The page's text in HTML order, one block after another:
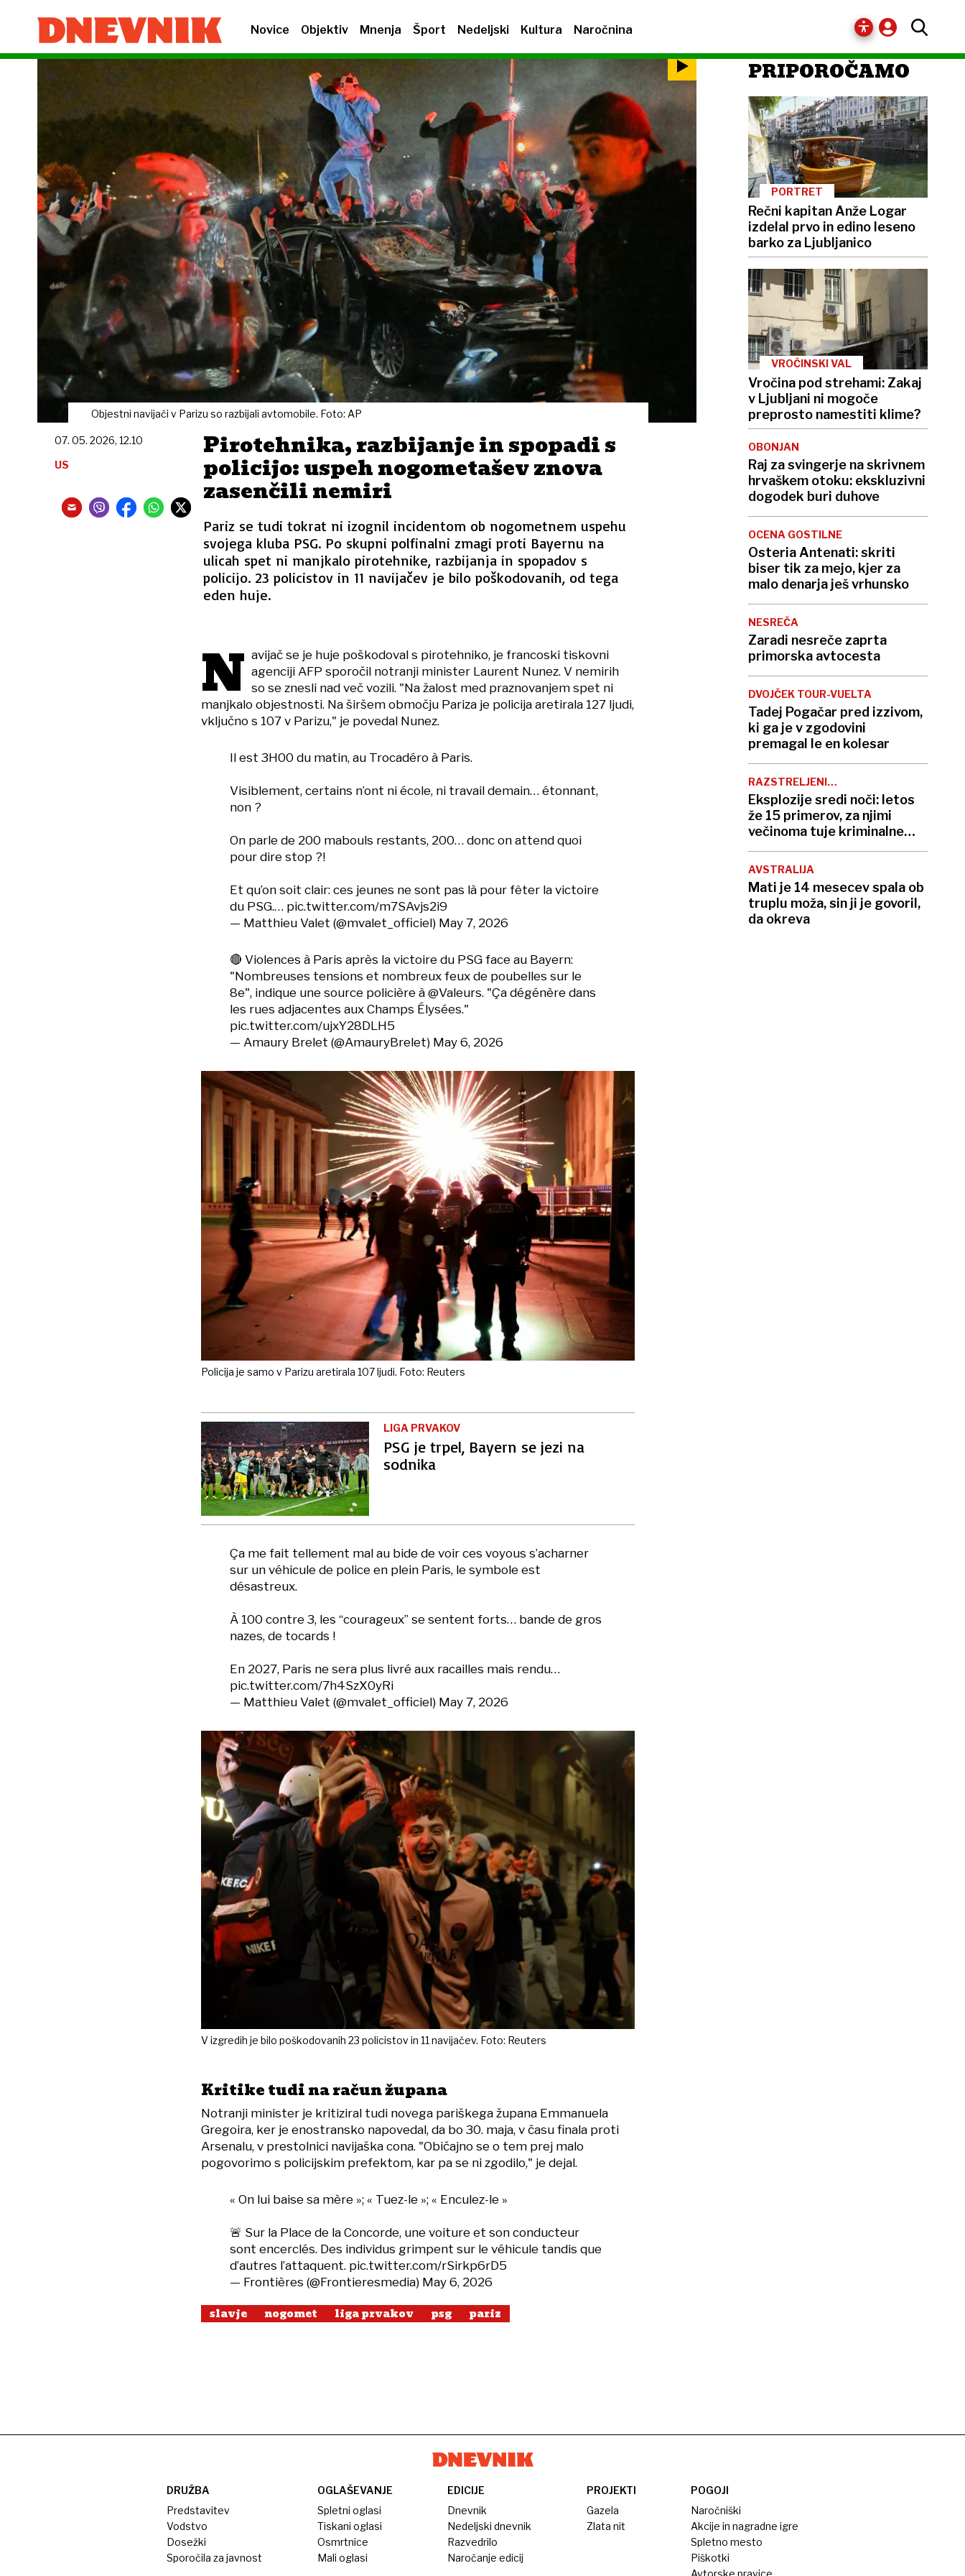
Novice Objektiv Mnenja Šport Nedeljski Kultura Naročnina
Objestni navijači v Parizu so razbijali avtomobile. Foto: AP
Pirotehnika, razbijanje in spopadi s
policijo: uspeh nogometašev znova
zasenčili nemiri
Pariz se tudi tokrat ni izognil incidentom ob nogometnem uspehu
svojega kluba PSG. Po skupni polfinalni zmagi proti Bayernu na
ulicah spet ni manjkalo pirotehnike, razbijanja in spopadov s
policijo. 23 policistov in 11 navijačev je bilo poškodovanih, od tega
eden huje.
07. 05. 2026, 12.10
US
N avijač se je huje poškodoval s pirotehniko, je francoski tiskovni
agenciji AFP sporočil notranji minister Laurent Nunez. V nemirih
so se znesli nad več vozili. "Na žalost med praznovanjem spet ni
manjkalo objestnosti. Na širšem območju Pariza je policija aretirala 127 ljudi,
vključno s 107 v Parizu," je povedal Nunez.
Il est 3H00 du matin, au Trocadéro à Paris.
Visiblement, certains n’ont ni école, ni travail demain… étonnant,
non ?
On parle de 200 mabouls restants, 200… donc on attend quoi
pour dire stop ?!
Et qu’on soit clair: ces jeunes ne sont pas là pour fêter la victoire
du PSG.… pic.twitter.com/m7SAvjs2i9
— Matthieu Valet (@mvalet_officiel) May 7, 2026
🔴 Violences à Paris après la victoire du PSG face au Bayern:
"Nombreuses tensions et nombreux feux de poubelles sur le
8e", indique une source policière à @Valeurs. "Ça dégénère dans
les rues adjacentes aux Champs Élysées."
pic.twitter.com/ujxY28DLH5
— Amaury Brelet (@AmauryBrelet) May 6, 2026
Policija je samo v Parizu aretirala 107 ljudi. Foto: Reuters
LIGA PRVAKOV
PSG je trpel, Bayern se jezi na
sodnika
Ça me fait tellement mal au bide de voir ces voyous s’acharner
sur un véhicule de police en plein Paris, le symbole est
désastreux.
À 100 contre 3, les “courageux” se sentent forts… bande de gros
nazes, de tocards !
En 2027, Paris ne sera plus livré aux racailles mais rendu…
pic.twitter.com/7h4SzX0yRi
— Matthieu Valet (@mvalet_officiel) May 7, 2026
V izgredih je bilo poškodovanih 23 policistov in 11 navijačev. Foto: Reuters
Kritike tudi na račun župana
Notranji minister je kritiziral tudi novega pariškega župana Emmanuela
Gregoira, ker je enostransko napovedal, da bo 30. maja, v času finala proti
Arsenalu, v prestolnici navijaška cona. "Običajno se o tem prej malo
pogovorimo s policijskim prefektom, kar pa se ni zgodilo," je dejal.
« On lui baise sa mère »; « Tuez-le »; « Enculez-le »
🚨 Sur la Place de la Concorde, une voiture et son conducteur
sont encerclés. Des individus grimpent sur le véhicule tandis que
d’autres l’attaquent. pic.twitter.com/rSirkp6rD5
— Frontières (@Frontieresmedia) May 6, 2026
slavje nogomet liga prvakov psg pariz
PRIPOROČAMO
PORTRET
Rečni kapitan Anže Logar
izdelal prvo in edino leseno
barko za Ljubljanico
VROČINSKI VAL
Vročina pod strehami: Zakaj
v Ljubljani ni mogoče
preprosto namestiti klime?
OBONJAN
Raj za svingerje na skrivnem
hrvaškem otoku: ekskluzivni
dogodek buri duhove
OCENA GOSTILNE
Osteria Antenati: skriti
biser tik za mejo, kjer za
malo denarja ješ vrhunsko
NESREČA
Zaradi nesreče zaprta
primorska avtocesta
DVOJČEK TOUR-VUELTA
Tadej Pogačar pred izzivom,
ki ga je v zgodovini
premagal le en kolesar
RAZSTRELJENI
BANKOMATI
Eksplozije sredi noči: letos
že 15 primerov, za njimi
večinoma tuje kriminalne
združbe
AVSTRALIJA
Mati je 14 mesecev spala ob
truplu moža, sin ji je govoril,
da okreva
DRUŽBA
Predstavitev
Vodstvo
Dosežki
Sporočila za javnost
OGLAŠEVANJE
Spletni oglasi
Tiskani oglasi
Osmrtnice
Mali oglasi
EDICIJE
Dnevnik
Nedeljski dnevnik
Razvedrilo
Naročanje edicij
PROJEKTI
Gazela
Zlata nit
POGOJI
Naročniški
Akcije in nagradne igre
Spletno mesto
Piškotki
Avtorske pravice